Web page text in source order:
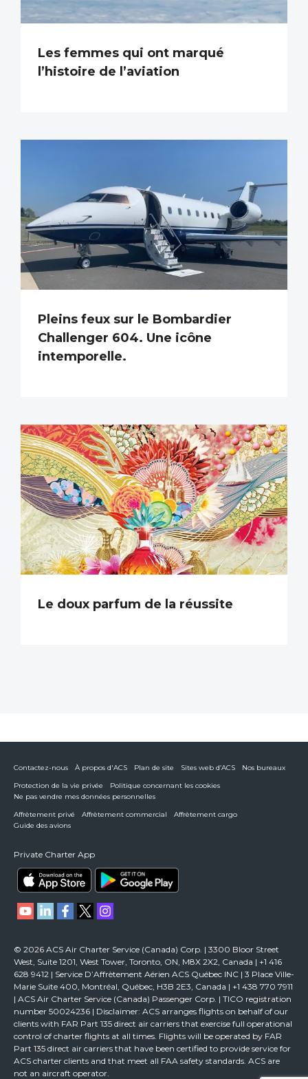
Les femmes qui ont marqué
l’histoire de l’aviation
Pleins feux sur le Bombardier
Challenger 604. Une icône
intemporelle.
Le doux parfum de la réussite
Contactez-nous À propos d'ACS Plan de site Sites web d’ACS
Nos bureaux
Protection de la vie privée
Politique concernant les cookies
Ne pas vendre mes données personnelles
Affrètement privé
Affrètement commercial
Affrètement cargo
Guide des avions
Private Charter App
© 2026 ACS Air Charter Service (Canada) Corp. | 3300 Bloor Street
West, Suite 1201, West Tower, Toronto, ON, M8X 2X2, Canada | +1 416
628 9412 | Service D’Affrètement Aérien ACS Québec INC | 3 Place Ville-
Marie Suite 400, Montréal, Québec, H3B 2E3, Canada | +1 438 770 7911
| ACS Air Charter Service (Canada) Passenger Corp. | TICO registration
number 50024236 | Disclaimer: ACS arranges flights on behalf of our
clients with FAR Part 135 direct air carriers that exercise full operational
control of charter flights at all times. Flights will be operated by FAR
Part 135 direct air carriers that have been certified to provide service for
ACS charter clients and that meet all FAA safety standards. ACS are
not an aircraft operator.